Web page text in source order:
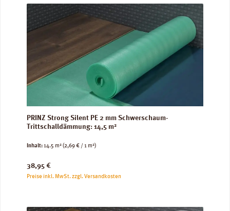
PRINZ Strong Silent PE 2 mm Schwerschaum-
Trittschalldämmung: 14,5 m²
Inhalt:14.5 m²(2,69 € / 1 m²)
Regulärer Preis:
38,95 €
Preise inkl. MwSt. zzgl. Versandkosten